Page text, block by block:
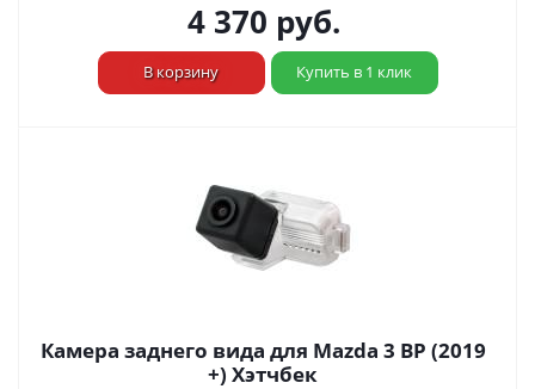
4 370 руб.
В корзину Купить в 1 клик
Камера заднего вида для Mazda 3 BP (2019
+) Хэтчбек